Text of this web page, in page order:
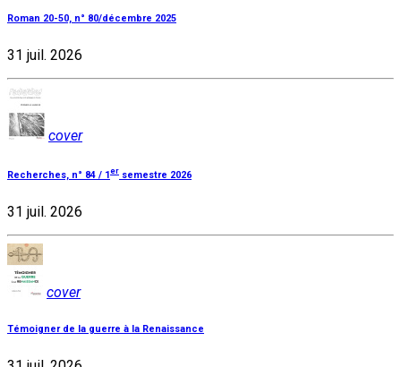
Roman 20-50, n° 80/décembre 2025
31 juil. 2026
cover
Recherches, n° 84 / 1er semestre 2026
31 juil. 2026
cover
Témoigner de la guerre à la Renaissance